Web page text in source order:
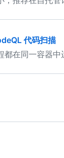
代码扫描
都在同一容器